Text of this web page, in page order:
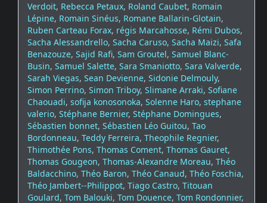
Verdoit, Rebecca Petaux, Roland Caubet, Romain
Lépine, Romain Sinéus, Romane Ballarin-Glotain,
Ruben Carteau Forax, régis Marcahosse, Rémi Dubos,
Sacha Alessandrello, Sacha Caruso, Sacha Maizi, Safa
Benazouze, Sajid Rafi, Sam Groutel, Samuel Blanc-
Busin, Samuel Salette, Sara Smaniotto, Sara Valverde,
Sarah Viegas, Sean Devienne, Sidonie Delmouly,
Simon Perrino, Simon Triboy, Slimane Arraki, Sofiane
Chaouadi, sofija konosonoka, Solenne Haro, stephane
valerio, Stéphane Bernier, Stéphane Domingues,
Sébastien bonnet, Sébastien Léo Guitou, Tao
Bordonneau, Teddy Ferreira, Theophile Regnier,
Thimothée Pons, Thomas Coment, Thomas Gauret,
Thomas Gougeon, Thomas-Alexandre Moreau, Théo
Baldacchino, Théo Baron, Théo Canaud, Théo Foschia,
Théo Jambert--Philippot, Tiago Castro, Titouan
Goulard, Tom Balouki, Tom Douence, Tom Rondonnier,